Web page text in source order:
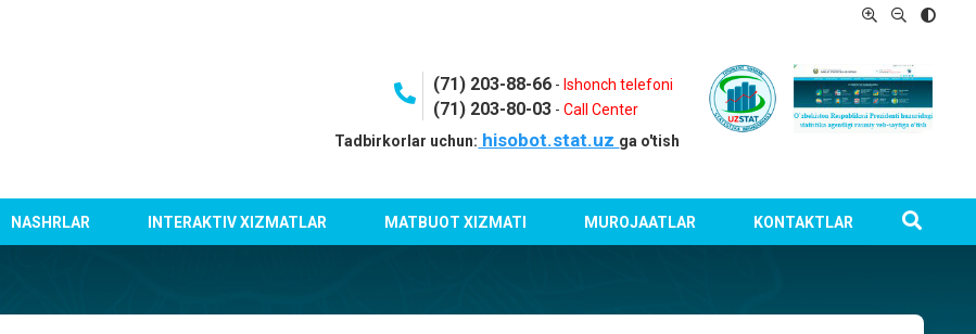
(71) 203-88-66 - Ishonch telefoni
(71) 203-80-03 -Call Center
Tadbirkorlar uchun: hisobot.stat.uz ga o'tish
NASHRLAR INTERAKTIV XIZMATLAR MATBUOT XIZMATI MUROJAATLAR KONTAKTLAR